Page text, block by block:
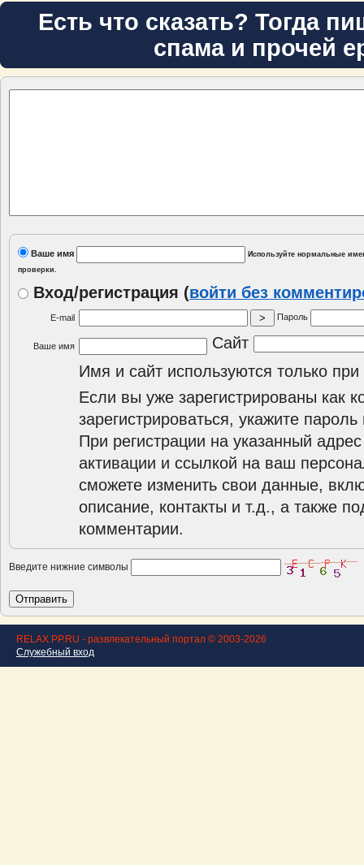
Есть что сказать? Тогда
спама и прочей
Ваше имя
Используйте нормальные
проверки.
Вход/регистрация (войти без
E-mail Пароль
Ваше имя
Сайт
Имя и сайт используются только при
Если вы уже зарегистрированы как
зарегистрироваться, укажите
При регистрации на указанный
активации и ссылкой на ваш
сможете изменить свои данные,
описание, контакты и т.д., а также
комментарии.
Введите нижние символы
RELAX.PP.RU - развлекательный портал © 2003-2026
Служебный вход